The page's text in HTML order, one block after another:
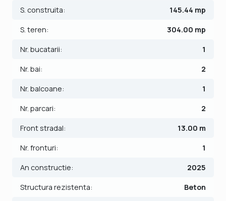
- Podele: parchet, gresie,
Casa se vinde nemobilata si neutilata.
Imobilul dispune de centrala proprie cu incalzire prin
Pretul este de 279.990€ + comisionul standard al agentiei.
Se accepta ca si modalitate de plata surse proprii sau
credit bancar.
Indicator performanta energetica: Clasa A
S. construita: 145.44 mp
S. teren: 304.00 mp
Nr. bucatarii: 1
Nr. bai: 2
Nr. balcoane: 1
Nr. parcari: 2
Front stradal: 13.00 m
Nr. fronturi: 1
An constructie: 2025
Structura rezistenta: Beton